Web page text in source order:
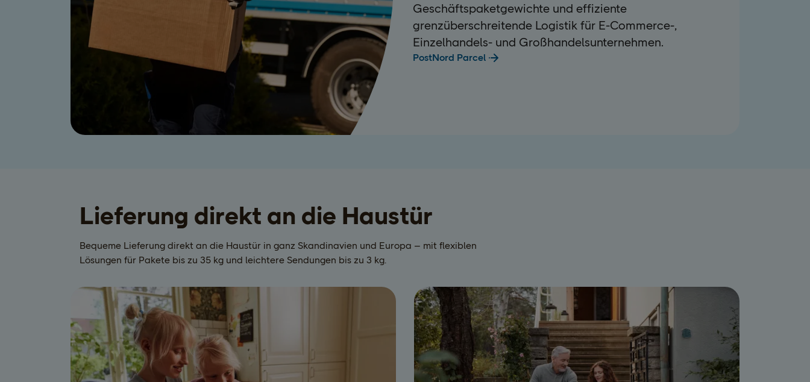
Geschäftspaketgewichte und effiziente
grenzüberschreitende Logistik für E-Commerce-,
Einzelhandels- und Großhandelsunternehmen.
PostNord Parcel
Lieferung direkt an die Haustür
Bequeme Lieferung direkt an die Haustür in ganz Skandinavien und Europa – mit flexiblen
Lösungen für Pakete bis zu 35 kg und leichtere Sendungen bis zu 3 kg.